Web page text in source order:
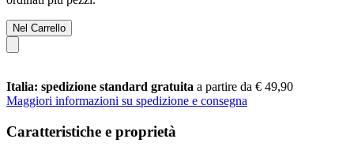
Nel Carrello
Italia: spedizione standard gratuita a partire da € 49,90
Maggiori informazioni su spedizione e consegna
Caratteristiche e proprietà